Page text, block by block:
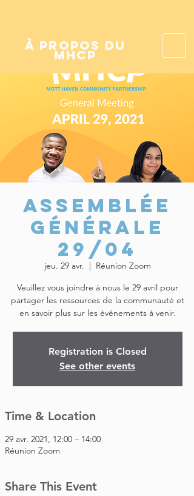
à propos du
mhcp
Assemblée
Générale
29/04
jeu. 29 avr.
  |
Réunion Zoom
Veuillez vous joindre à nous le 29 avril pour
partager les ressources de la communauté et
en savoir plus sur les événements à venir.
Registration is Closed
See other events
Time & Location
29 avr. 2021, 12:00 – 14:00
Réunion Zoom
Share This Event